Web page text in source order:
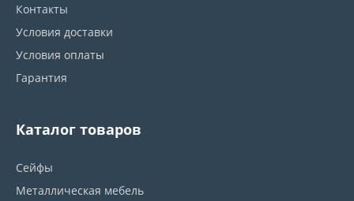
Контакты
Условия доставки
Условия оплаты
Гарантия
Каталог товаров
Сейфы
Металлическая мебель